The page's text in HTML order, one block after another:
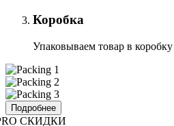
Коробка
Упаковываем товар в
Подробнее
СКИДКИ